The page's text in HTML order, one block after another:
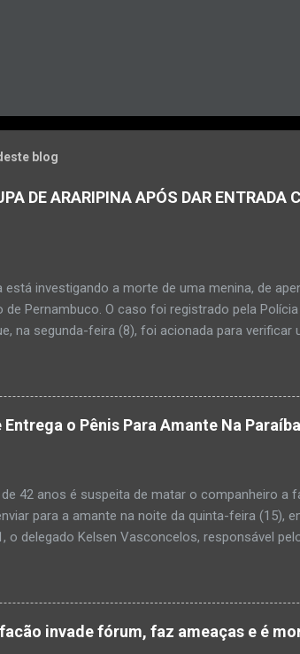
blog
DE ARARIPINA APÓS DAR ENTRADA
está investigando a morte de uma menina, de
de Pernambuco. O caso foi registrado pela
na segunda-feira (8), foi acionada para
da PM mostra que, segundo informações
de desidratação e desnutrição, além de
que a criança estava apresentando, desde
pais só levaram a menina para UPA após uma
O...
o Pênis Para Amante Na Paraíba
42 anos é suspeita de matar o companheiro a
para a amante na noite da quinta-feira (15),
o delegado Kelsen Vasconcelos, responsável
manhã desta sexta-feira (16), que antes de
para o filho mais velho, de 18 anos. “Na
relacionamento, deixe os dois irmãos mais
todo o crime”. Após matar o companheiro a
invade fórum, faz ameaças e é